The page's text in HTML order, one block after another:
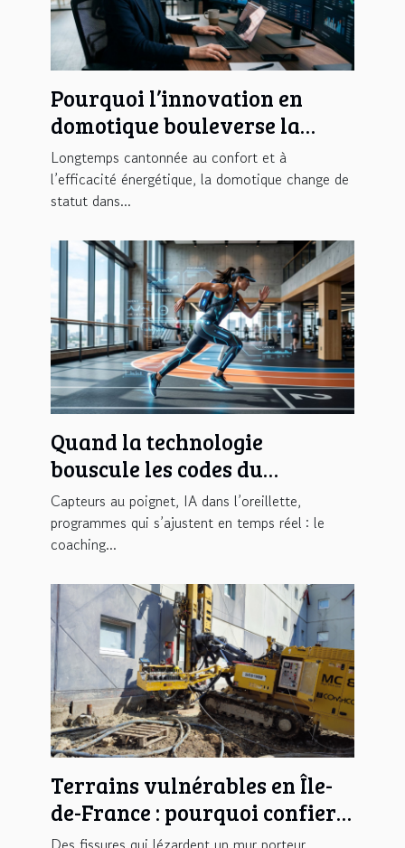
Pourquoi l’innovation en
domotique bouleverse la
sécurité des entreprises
Longtemps cantonnée au confort et à
l’efficacité énergétique, la domotique change de
statut dans...
Quand la technologie
bouscule les codes du
coaching sportif
Capteurs au poignet, IA dans l’oreillette,
programmes qui s’ajustent en temps réel : le
coaching...
Terrains vulnérables en Île-
de-France : pourquoi confier
votre étude de sol à